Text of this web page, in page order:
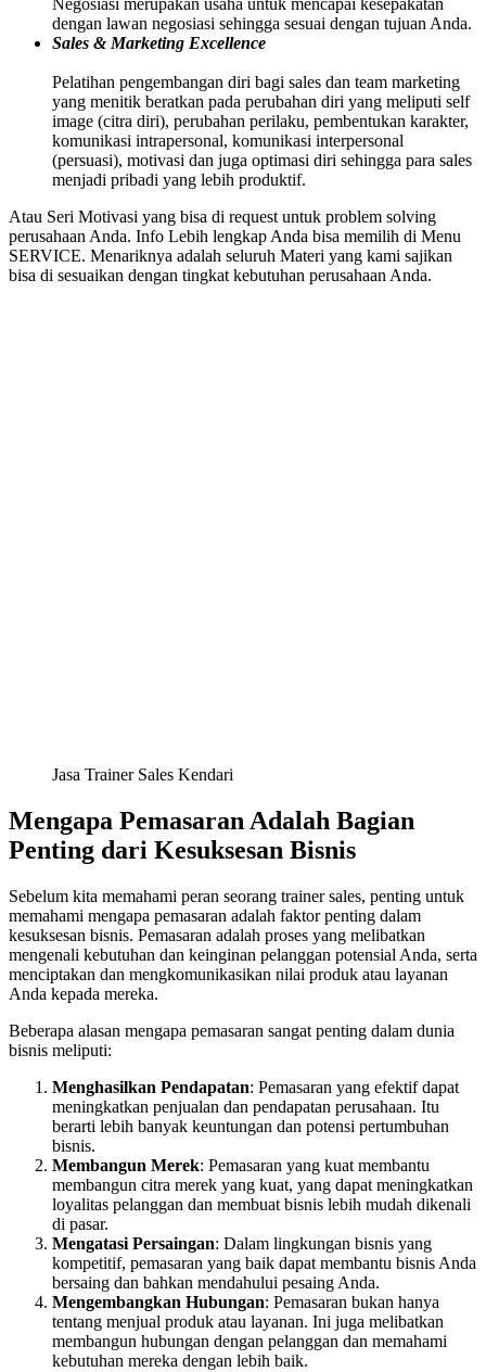
Negosiasi merupakan usaha untuk mencapai kesepakatan
dengan lawan negosiasi sehingga sesuai dengan tujuan Anda.
Sales & Marketing Excellence
Pelatihan pengembangan diri bagi sales dan team marketing
yang menitik beratkan pada perubahan diri yang meliputi self
image (citra diri), perubahan perilaku, pembentukan karakter,
komunikasi intrapersonal, komunikasi interpersonal
(persuasi), motivasi dan juga optimasi diri sehingga para sales
menjadi pribadi yang lebih produktif.
Atau Seri Motivasi yang bisa di request untuk problem solving
perusahaan Anda. Info Lebih lengkap Anda bisa memilih di Menu
SERVICE. Menariknya adalah seluruh Materi yang kami sajikan
bisa di sesuaikan dengan tingkat kebutuhan perusahaan Anda.
Jasa Trainer Sales Kendari
Mengapa Pemasaran Adalah Bagian
Penting dari Kesuksesan Bisnis
Sebelum kita memahami peran seorang trainer sales, penting untuk
memahami mengapa pemasaran adalah faktor penting dalam
kesuksesan bisnis. Pemasaran adalah proses yang melibatkan
mengenali kebutuhan dan keinginan pelanggan potensial Anda, serta
menciptakan dan mengkomunikasikan nilai produk atau layanan
Anda kepada mereka.
Beberapa alasan mengapa pemasaran sangat penting dalam dunia
bisnis meliputi:
Menghasilkan Pendapatan: Pemasaran yang efektif dapat
meningkatkan penjualan dan pendapatan perusahaan. Itu
berarti lebih banyak keuntungan dan potensi pertumbuhan
bisnis.
Membangun Merek: Pemasaran yang kuat membantu
membangun citra merek yang kuat, yang dapat meningkatkan
loyalitas pelanggan dan membuat bisnis lebih mudah dikenali
di pasar.
Mengatasi Persaingan: Dalam lingkungan bisnis yang
kompetitif, pemasaran yang baik dapat membantu bisnis Anda
bersaing dan bahkan mendahului pesaing Anda.
Mengembangkan Hubungan: Pemasaran bukan hanya
tentang menjual produk atau layanan. Ini juga melibatkan
membangun hubungan dengan pelanggan dan memahami
kebutuhan mereka dengan lebih baik.